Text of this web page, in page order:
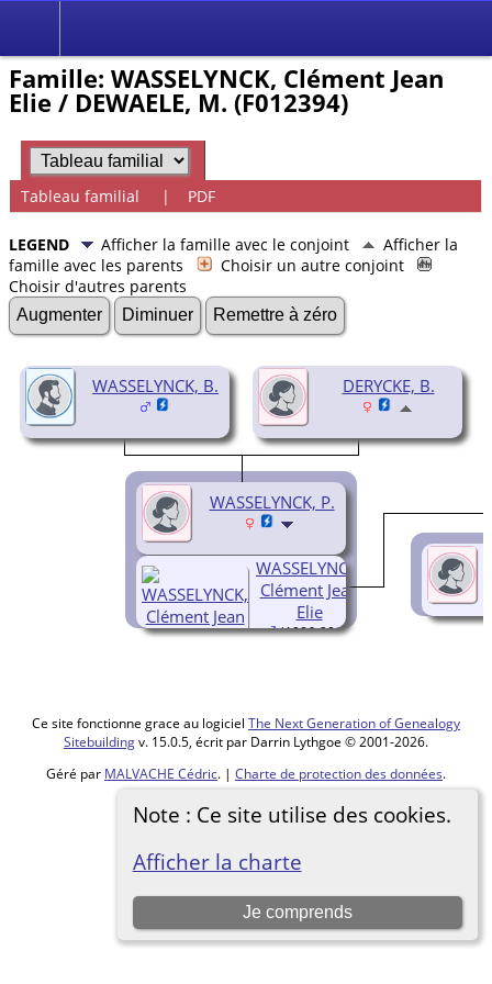
Note : Ce site utilise des cookies.
Afficher la charte
Je comprends
Famille: WASSELYNCK, Clément Jean
Elie / DEWAELE, M. (F012394)
Tableau familial | PDF
LEGEND Afficher la famille avec le conjoint
Afficher la
famille avec les parents
Choisir un autre conjoint
Choisir d'autres parents
Augmenter Diminuer Remettre à zéro
WASSELYNCK, B. DERYCKE, B.
WASSELYNCK, P.
WASSELYNCK,
Clément Jean
Elie
(1986-2019)
Ce site fonctionne grace au logiciel The Next Generation of Genealogy
Sitebuildingv. 15.0.5, écrit par Darrin Lythgoe © 2001-2026.
Géré par MALVACHE Cédric. | Charte de protection des données.
Basculer vers site normal